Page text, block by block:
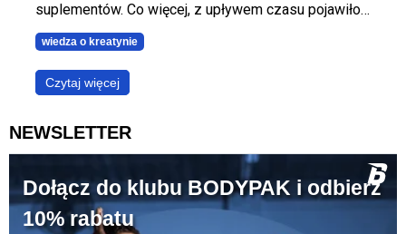
suplementów. Co więcej, z upływem czasu pojawiło
się wiele nowych form chemicznych kreatyny.
Jabłczan oraz monohydrat to dwie najpopularniejsze
formy kreatyny. Na rynku roi się od suplementów z
ich zawartością w składzie, jest ich tak wiele, że aż
by łatwiej było podjąć decyzję!
wiedza o kreatynie
Czytaj więcej
NEWSLETTER
Dołącz do klubu BODYPAK i odbierz
10% rabatu